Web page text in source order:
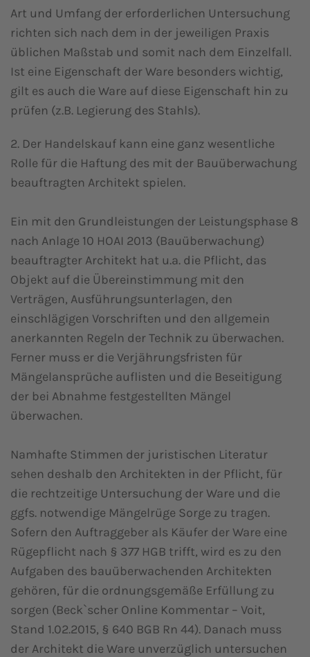
Art und Umfang der erforderlichen Untersuchung
richten sich nach dem in der jeweiligen Praxis
üblichen Maßstab und somit nach dem Einzelfall.
Ist eine Eigenschaft der Ware besonders wichtig,
gilt es auch die Ware auf diese Eigenschaft hin zu
prüfen (z.B. Legierung des Stahls).
2. Der Handelskauf kann eine ganz wesentliche
Rolle für die Haftung des mit der Bauüberwachung
beauftragten Architekt spielen.
Ein mit den Grundleistungen der Leistungsphase 8
nach Anlage 10 HOAI 2013 (Bauüberwachung)
beauftragter Architekt hat u.a. die Pflicht, das
Objekt auf die Übereinstimmung mit den
Verträgen, Ausführungsunterlagen, den
einschlägigen Vorschriften und den allgemein
anerkannten Regeln der Technik zu überwachen.
Ferner muss er die Verjährungsfristen für
Mängelansprüche auflisten und die Beseitigung
der bei Abnahme festgestellten Mängel
überwachen.
Namhafte Stimmen der juristischen Literatur
sehen deshalb den Architekten in der Pflicht, für
die rechtzeitige Untersuchung der Ware und die
ggfs. notwendige Mängelrüge Sorge zu tragen.
Sofern den Auftraggeber als Käufer der Ware eine
Rügepflicht nach § 377 HGB trifft, wird es zu den
Aufgaben des bauüberwachenden Architekten
gehören, für die ordnungsgemäße Erfüllung zu
sorgen (Beck`scher Online Kommentar – Voit,
Stand 1.02.2015, § 640 BGB Rn 44). Danach muss
der Architekt die Ware unverzüglich untersuchen